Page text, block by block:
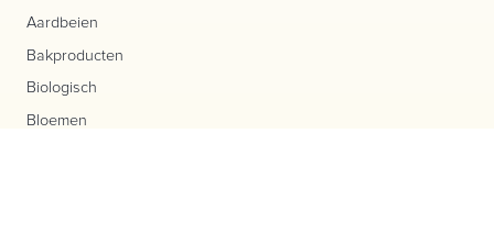
Aardbeien
Bakproducten
Biologisch
Bloemen